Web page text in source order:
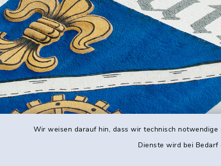
Wir weisen darauf hin, dass wir technisch
Dienste wird bei